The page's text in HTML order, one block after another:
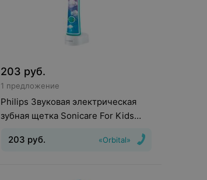
203 руб.
1 предложение
Philips Звуковая электрическая
зубная щетка Sonicare For Kids
«Orbital»
203 руб.